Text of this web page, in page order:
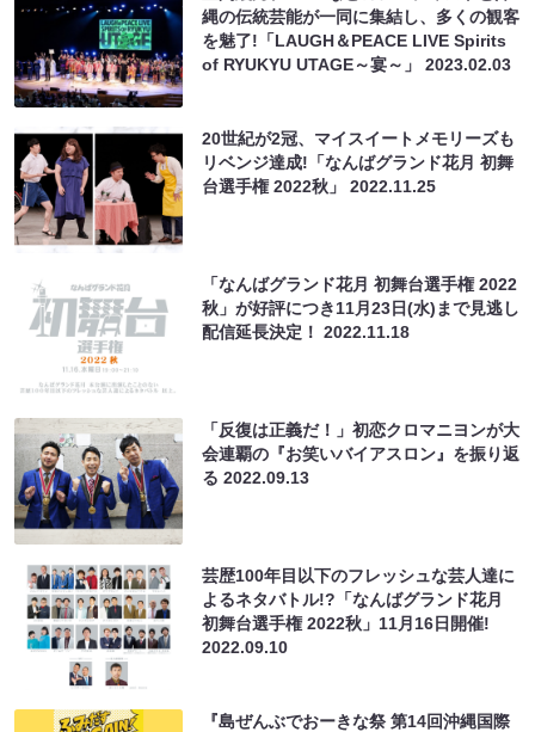
縄の伝統芸能が一同に集結し、多くの観客
を魅了!「LAUGH＆PEACE LIVE Spirits
of RYUKYU UTAGE～宴～」2023.02.03
20世紀が2冠、マイスイートメモリーズも
リベンジ達成!「なんばグランド花月 初舞
台選手権 2022秋」2022.11.25
「なんばグランド花月 初舞台選手権 2022
秋」が好評につき11月23日(水)まで見逃し
配信延長決定！2022.11.18
「反復は正義だ！」初恋クロマニヨンが大
会連覇の『お笑いバイアスロン』を振り返
る2022.09.13
芸歴100年目以下のフレッシュな芸人達に
よるネタバトル!?「なんばグランド花月
初舞台選手権 2022秋」11月16日開催!
2022.09.10
『島ぜんぶでおーきな祭 第14回沖縄国際